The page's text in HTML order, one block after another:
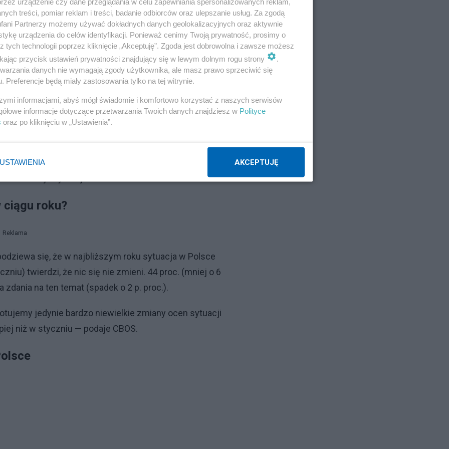
wszystkim poglądy polityczne
w kraju warunkuje przede wszystkim orientacja
niż przeciętnie zadowoleni są respondenci
większość osób identyfikujących się z lewicą lub
Dobrej ocenie sytuacji sprzyja zaangażowanie w
poparciem społecznym, rozwój sytuacji w
wyborców Prawa i Sprawiedliwości. Osoby
kogo poprzeć w wyborach i nie biorący
rozwoju sytuacji w Polsce.
ciągu roku?
Reklama
się, że w najbliższym roku sytuacja w Polsce
twierdzi, że nic się nie zmieni. 44 proc. (mniej o 6
na ten temat (spadek o 2 p. proc.).
jedynie bardzo niewielkie zmiany ocen sytuacji
niż w styczniu — podaje CBOS.
treści, pomiar reklam i treści, badanie odbiorców oraz ulepszanie usług. Za zgodą
Partnerzy możemy używać dokładnych danych geolokalizacyjnych oraz aktywnie
urządzenia do celów identyfikacji. Ponieważ cenimy Twoją prywatność, prosimy o
tych technologii poprzez kliknięcie „Akceptuję”. Zgoda jest dobrowolna i zawsze możesz
przycisk ustawień prywatności znajdujący się w lewym dolnym rogu strony
.
danych nie wymagają zgody użytkownika, ale masz prawo sprzeciwić się
Preferencje będą miały zastosowania tylko na tej witrynie.
informacjami, abyś mógł świadomie i komfortowo korzystać z naszych serwisów
informacje dotyczące przetwarzania Twoich danych znajdziesz w Polityce
oraz po kliknięciu w „Ustawienia”.
USTAWIENIA AKCEPTUJĘ